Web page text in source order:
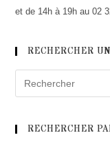
et de 14h à 19h au 02
RECHERCHER
RECHERCHER